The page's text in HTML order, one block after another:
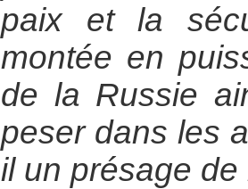
paix et la
montée en
de la Russie
peser dans les
il un présage